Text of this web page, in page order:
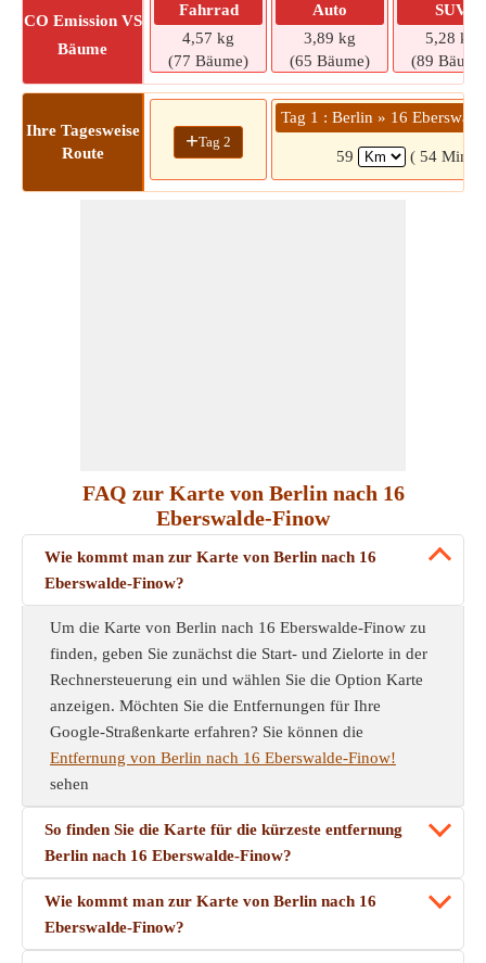
CO Emission VS
Bäume
Fahrrad
4,57 kg
(77 Bäume)
Auto
3,89 kg
(65 Bäume)
SUV
5,28 kg
(89
Ihre Tagesweise
Route
+Tag 2
Tag 1 : Berlin » 16
59 ( 54 Min.)
FAQ zur Karte von Berlin nach 16
Eberswalde-Finow
Wie kommt man zur Karte von Berlin nach 16
Eberswalde-Finow?
Um die Karte von Berlin nach 16 Eberswalde-Finow zu
finden, geben Sie zunächst die Start- und Zielorte in der
Rechnersteuerung ein und wählen Sie die Option Karte
anzeigen. Möchten Sie die Entfernungen für Ihre
Google-Straßenkarte erfahren? Sie können die
Entfernung von Berlin nach 16 Eberswalde-Finow!
sehen
So finden Sie die Karte für die kürzeste entfernung
Berlin nach 16 Eberswalde-Finow?
Wie kommt man zur Karte von Berlin nach 16
Eberswalde-Finow?